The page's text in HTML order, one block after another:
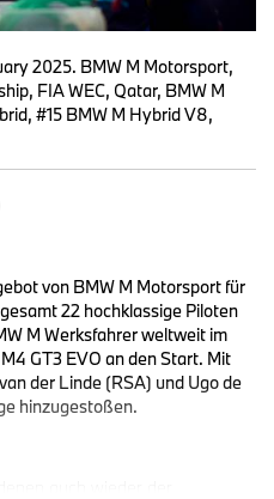
2025. BMW M Motorsport,
FIA WEC, Qatar, BMW M
#15 BMW M Hybrid V8,
von BMW M Motorsport für
22 hochklassige Piloten
M Werksfahrer weltweit im
GT3 EVO an den Start. Mit
der Linde (RSA) und Ugo de
hinzugestoßen.